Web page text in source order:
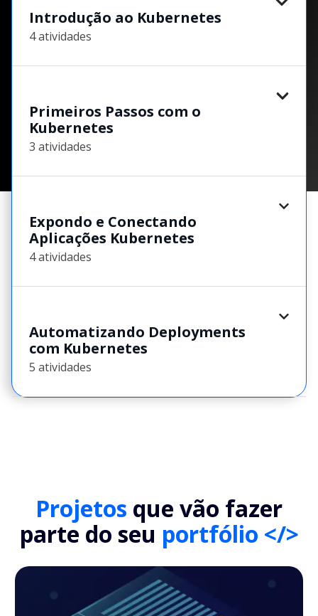
Introdução ao Kubernetes
4 atividades
Primeiros Passos com o
Kubernetes
3 atividades
Expondo e Conectando
Aplicações Kubernetes
4 atividades
Automatizando Deployments
com Kubernetes
5 atividades
Projetos que vão fazer
parte do seu portfólio </>